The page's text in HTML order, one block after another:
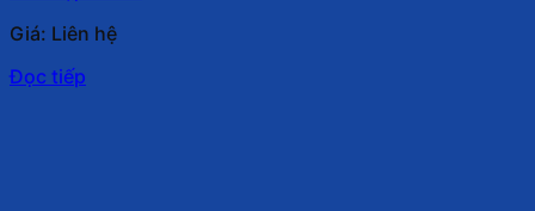
Giá: Liên hệ
Đọc tiếp